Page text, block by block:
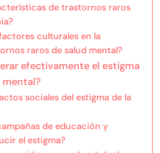
de trastornos raros
culturales en la
raros de salud mental?
efectivamente el estigma
mental?
sociales del estigma de la
de educación y
el estigma?